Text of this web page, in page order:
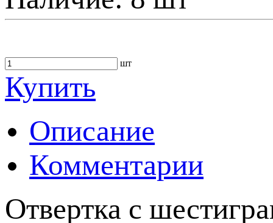
шт
Купить
Описание
Комментарии
Отвертка с